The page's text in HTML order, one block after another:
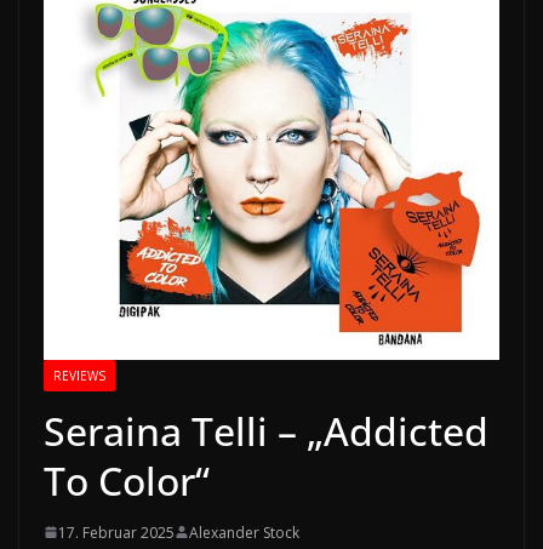
REVIEWS
Seraina Telli – „Addicted
To Color“
17. Februar 2025 Alexander Stock